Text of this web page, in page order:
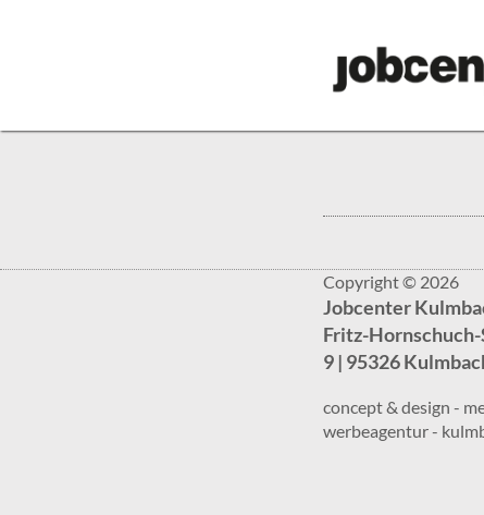
Copyright © 2026
Jobcenter
Fritz-Hornschuch-
9 | 95326
concept & design -
werbeagentur -